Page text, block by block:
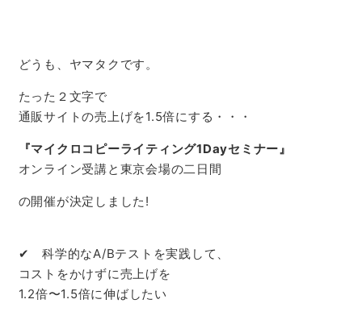
どうも、ヤマタクです。
たった２文字で
通販サイトの売上げを1.5倍にする・・・
『マイクロコピーライティング1Dayセミナー』
オンライン受講と東京会場の二日間
の開催が決定しました!
✔ 科学的なA/Bテストを実践して、
コストをかけずに売上げを
1.2倍〜1.5倍に伸ばしたい